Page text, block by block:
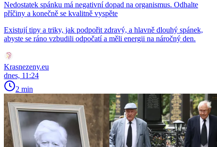
Nedostatek spánku má negativní dopad na organismus. Odhalte
příčiny a konečně se kvalitně vyspěte
Existují tipy a triky, jak podpořit zdravý, a hlavně dlouhý spánek,
abyste se ráno vzbudili odpočatí a měli energii na náročný den.
Krasnezeny.eu
dnes, 11:24
2 min